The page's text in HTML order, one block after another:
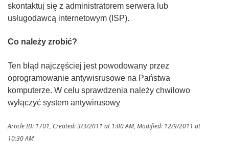
skontaktuj się z administratorem serwera lub
usługodawcą internetowym (ISP).
Co należy zrobić?
Ten błąd najczęściej jest powodowany przez
oprogramowanie antywisrusowe na Państwa
komputerze. W celu sprawdzenia należy chwilowo
wyłączyć system antywirusowy
Article ID: 1701, Created: 3/3/2011 at 1:00 AM, Modified: 12/9/2011 at
10:30 AM